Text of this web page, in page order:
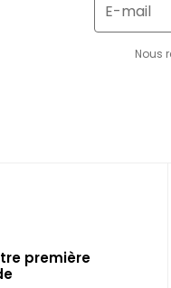
E-mail
Nous
première